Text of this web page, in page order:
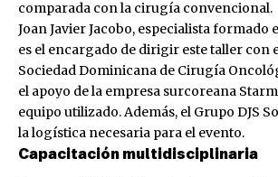
comparada con la cirugía convencional.
Joan Javier Jacobo, especialista formado
es el encargado de dirigir este taller con
Sociedad Dominicana de Cirugía
el apoyo de la empresa surcoreana
equipo utilizado. Además, el Grupo DJS
la logística necesaria para el evento.
Capacitación multidisciplinaria